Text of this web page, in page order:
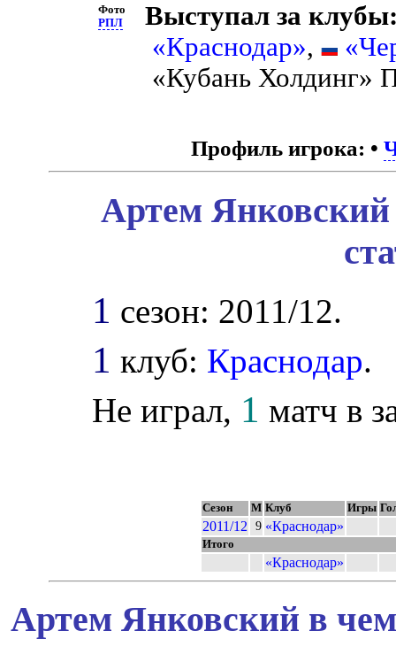
Фото
РПЛ
Выступал за
«Краснодар»,
«Кубань Холдинг»
Профиль игрока: •
Артем Янковский
1 сезон: 2011/12.
1 клуб: Краснодар.
Не играл, 1 матч в
Сезон М Клуб Игры
2011/12 9 «Краснодар»
Итого
«Краснодар»
Артем Янковский в